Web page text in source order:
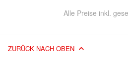
Alle Preise inkl.
ZURÜCK NACH OBEN